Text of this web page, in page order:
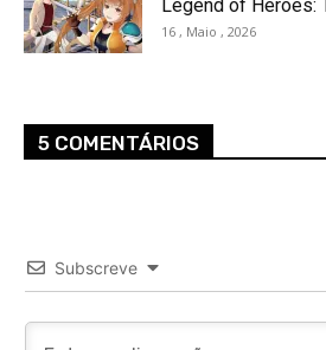
Legend of Heroes:
16 , Maio , 2026
5 COMENTÁRIOS
Subscreve